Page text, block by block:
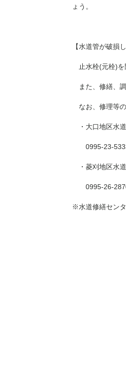
ょう。
【水道管が破損
止水栓(元栓)を
また、修繕、調
なお、修理等の
・大口地区水
0995-23-
・菱刈地区水
0995-26-
※水道修繕セン